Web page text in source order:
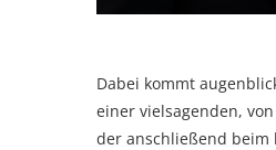
Dabei kommt
einer vielsagenden,
der anschließend beim